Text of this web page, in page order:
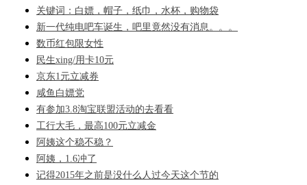
关键词：白嫖，帽子，纸巾，水杯，购物袋
新一代纯电吧车诞生，吧里竟然没有消息。。。
数币红包限女性
民生xing/用卡10元
京东1元立减券
咸鱼白嫖党
有参加3.8淘宝联盟活动的去看看
工行大毛，最高100元立减金
阿姨这个稳不稳？
阿姨，1.6冲了
记得2015年之前是没什么人过今天这个节的